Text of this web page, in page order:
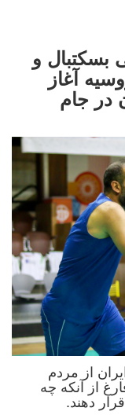
بسکتبال و
آغاز
در جام
از مردم
از آنکه چه
دهند.